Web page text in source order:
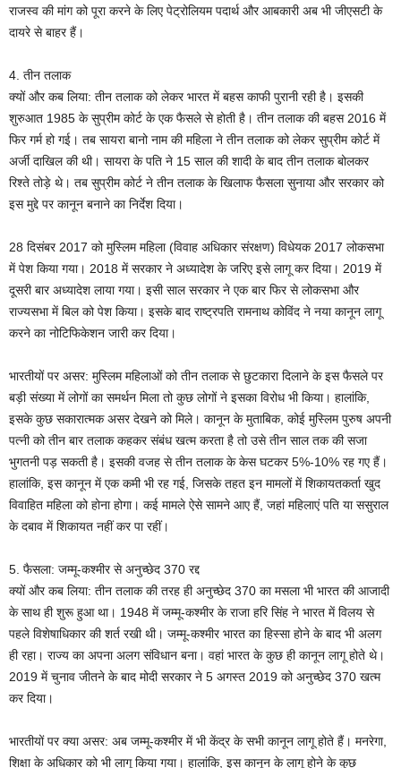
राजस्व की मांग को पूरा करने के लिए पेट्रोलियम पदार्थ और आबकारी अब भी जीएसटी के
दायरे से बाहर हैं।
4. तीन तलाक
क्यों और कब लिया: तीन तलाक को लेकर भारत में बहस काफी पुरानी रही है। इसकी
शुरुआत 1985 के सुप्रीम कोर्ट के एक फैसले से होती है। तीन तलाक की बहस 2016 में
फिर गर्म हो गई। तब सायरा बानो नाम की महिला ने तीन तलाक को लेकर सुप्रीम कोर्ट में
अर्जी दाखिल की थी। सायरा के पति ने 15 साल की शादी के बाद तीन तलाक बोलकर
रिश्ते तोड़े थे। तब सुप्रीम कोर्ट ने तीन तलाक के खिलाफ फैसला सुनाया और सरकार को
इस मुद्दे पर कानून बनाने का निर्देश दिया।
28 दिसंबर 2017 को मुस्लिम महिला (विवाह अधिकार संरक्षण) विधेयक 2017 लोकसभा
में पेश किया गया। 2018 में सरकार ने अध्यादेश के जरिए इसे लागू कर दिया। 2019 में
दूसरी बार अध्यादेश लाया गया। इसी साल सरकार ने एक बार फिर से लोकसभा और
राज्यसभा में बिल को पेश किया। इसके बाद राष्ट्रपति रामनाथ कोविंद ने नया कानून लागू
करने का नोटिफिकेशन जारी कर दिया।
भारतीयों पर असर: मुस्लिम महिलाओं को तीन तलाक से छुटकारा दिलाने के इस फैसले पर
बड़ी संख्या में लोगों का समर्थन मिला तो कुछ लोगों ने इसका विरोध भी किया। हालांकि,
इसके कुछ सकारात्मक असर देखने को मिले। कानून के मुताबिक, कोई मुस्लिम पुरुष अपनी
पत्नी को तीन बार तलाक कहकर संबंध खत्म करता है तो उसे तीन साल तक की सजा
भुगतनी पड़ सकती है। इसकी वजह से तीन तलाक के केस घटकर 5%-10% रह गए हैं।
हालांकि, इस कानून में एक कमी भी रह गई, जिसके तहत इन मामलों में शिकायतकर्ता खुद
विवाहित महिला को होना होगा। कई मामले ऐसे सामने आए हैं, जहां महिलाएं पति या ससुराल
के दबाव में शिकायत नहीं कर पा रहीं।
5. फैसला: जम्मू-कश्मीर से अनुच्छेद 370 रद्द
क्यों और कब लिया: तीन तलाक की तरह ही अनुच्छेद 370 का मसला भी भारत की आजादी
के साथ ही शुरू हुआ था। 1948 में जम्मू-कश्मीर के राजा हरि सिंह ने भारत में विलय से
पहले विशेषाधिकार की शर्त रखी थी। जम्मू-कश्मीर भारत का हिस्सा होने के बाद भी अलग
ही रहा। राज्य का अपना अलग संविधान बना। वहां भारत के कुछ ही कानून लागू होते थे।
2019 में चुनाव जीतने के बाद मोदी सरकार ने 5 अगस्त 2019 को अनुच्छेद 370 खत्म
कर दिया।
भारतीयों पर क्या असर: अब जम्मू-कश्मीर में भी केंद्र के सभी कानून लागू होते हैं। मनरेगा,
शिक्षा के अधिकार को भी लागू किया गया। हालांकि, इस कानून के लागू होने के कुछ